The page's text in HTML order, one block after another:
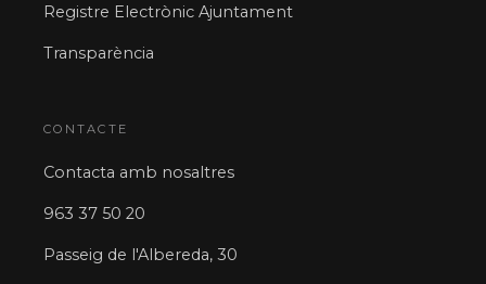
Registre Electrònic Ajuntament
Transparència
CONTACTE
Contacta amb nosaltres
963 37 50 20
Passeig de l'Albereda, 30